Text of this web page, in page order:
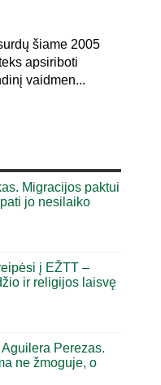
šiame 2005
apsiriboti
vaidmen...
Migracijos paktui
jo nesilaiko
į EŽTT –
ir religijos laisvę
Perezas.
ne žmoguje, o